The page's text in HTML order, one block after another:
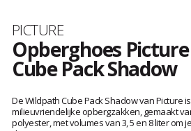
Merk
PICTURE
Opberghoes
Cube Pack Shadow
oordeel
van
klanten
De Wildpath Cube Pack Shadow van Picture
milieuvriendelijke opbergzakken, gemaakt
polyester, met volumes van 3, 5 en 8 liter om